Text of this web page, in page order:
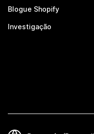
Blogue Shopify
Investigação